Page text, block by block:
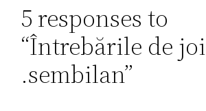
5 responses to
“Întrebările de joi
.sembilan”